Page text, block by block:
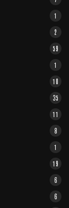
1
2
59
1
10
35
11
8
1
19
6
6